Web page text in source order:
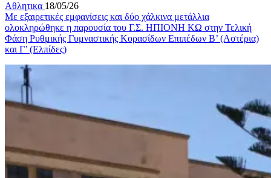
Αθλητικα 18/05/26
Με εξαιρετικές εμφανίσεις και δύο χάλκινα μετάλλια
ολοκληρώθηκε η παρουσία του Γ.Σ. ΗΠΙΟΝΗ ΚΩ στην Τελική
Φάση Ρυθμικής Γυμναστικής Κορασίδων Επιπέδων Β’ (Αστέρια)
και Γ’ (Ελπίδες)